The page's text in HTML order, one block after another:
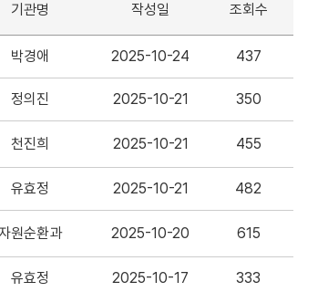
기관명 작성일 조회수
박경애 2025-10-24 437
정의진 2025-10-21 350
천진희 2025-10-21 455
유효정 2025-10-21 482
원순환과 2025-10-20 615
유효정 2025-10-17 333